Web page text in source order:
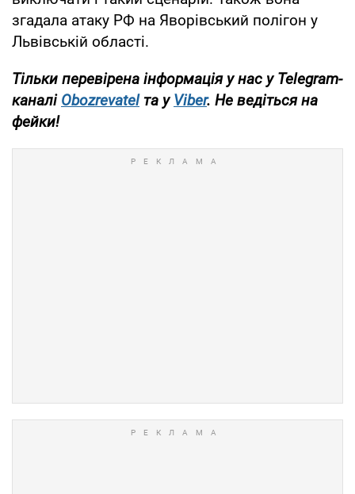
згадала атаку РФ на Яворівський полігон у
Львівській області.
Тільки перевірена інформація у нас у Telegram-
каналі Obozrevatel та у Viber. Не ведіться на
фейки!